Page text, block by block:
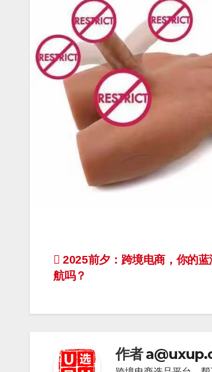
文
章
导
2025前夕：跨境电商，你的
航吗？
作者